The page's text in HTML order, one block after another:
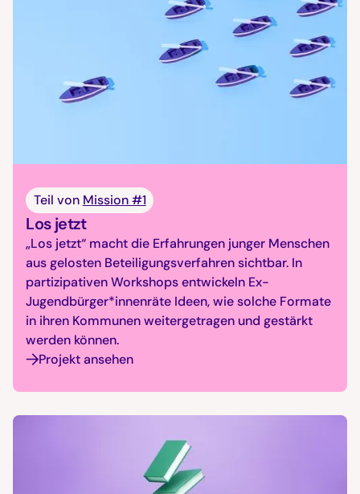
Teil von Mission #1
Los jetzt
„Los jetzt“ macht die Erfahrungen junger Menschen
aus gelosten Beteiligungsverfahren sichtbar. In
partizipativen Workshops entwickeln Ex-
Jugendbürger*innenräte Ideen, wie solche Formate
in ihren Kommunen weitergetragen und gestärkt
werden können.
Projekt ansehen